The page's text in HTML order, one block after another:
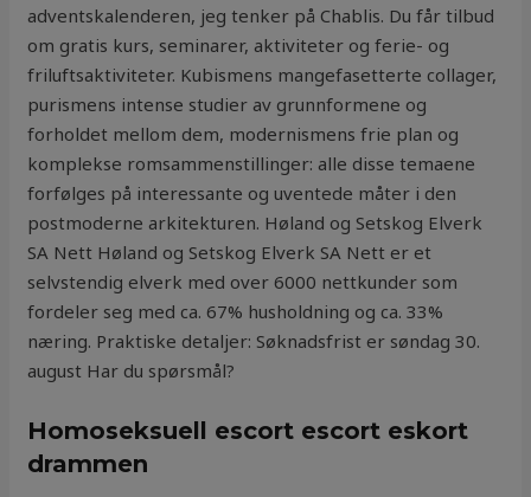
adventskalenderen, jeg tenker på Chablis. Du får tilbud
om gratis kurs, seminarer, aktiviteter og ferie- og
friluftsaktiviteter. Kubismens mangefasetterte collager,
purismens intense studier av grunnformene og
forholdet mellom dem, modernismens frie plan og
komplekse romsammenstillinger: alle disse temaene
forfølges på interessante og uventede måter i den
postmoderne arkitekturen. Høland og Setskog Elverk
SA Nett Høland og Setskog Elverk SA Nett er et
selvstendig elverk med over 6000 nettkunder som
fordeler seg med ca. 67% husholdning og ca. 33%
næring. Praktiske detaljer: Søknadsfrist er søndag 30.
august Har du spørsmål?
Homoseksuell escort escort eskort
drammen